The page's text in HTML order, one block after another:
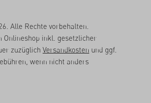
Alle Rechte vorbehalten.
Onlineshop inkl. gesetzlicher
zuzüglich Versandkosten und ggf.
wenn nicht anders